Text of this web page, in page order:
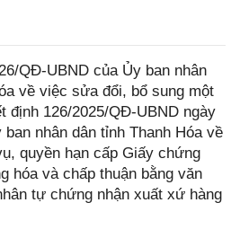
QĐ-UBND của Ủy ban nhân
về việc sửa đổi, bổ sung một
định 126/2025/QĐ-UBND ngày
nhân dân tỉnh Thanh Hóa về
quyền hạn cấp Giấy chứng
hóa và chấp thuận bằng văn
tự chứng nhận xuất xứ hàng